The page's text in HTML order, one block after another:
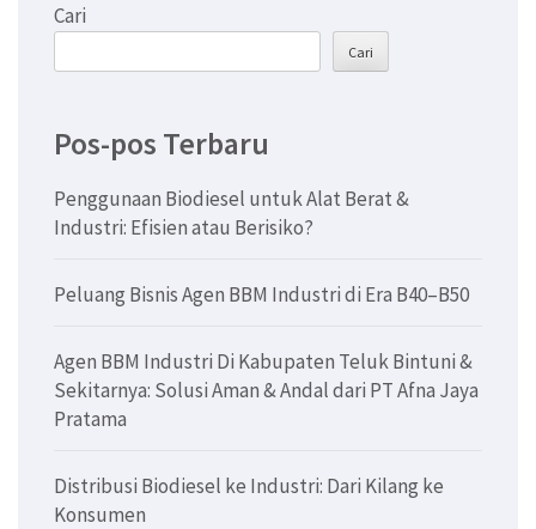
Cari
Cari
Pos-pos Terbaru
Penggunaan Biodiesel untuk Alat Berat &
Industri: Efisien atau Berisiko?
Peluang Bisnis Agen BBM Industri di Era B40–B50
Agen BBM Industri Di Kabupaten Teluk Bintuni &
Sekitarnya: Solusi Aman & Andal dari PT Afna Jaya
Pratama
Distribusi Biodiesel ke Industri: Dari Kilang ke
Konsumen